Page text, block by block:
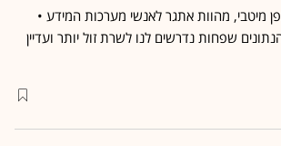
מיטבי, מהוות אתגר לאנשי מערכות המידע •
שפחות נדרשים לנו לשרת זול יותר ועדיין